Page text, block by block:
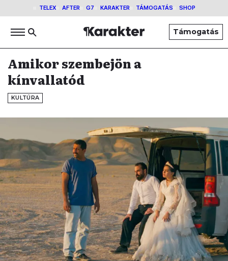
TELEX AFTER G7 KARAKTER TÁMOGATÁS SHOP
Támogatás
Amikor szembejön a
kínvallatód
KULTÚRA